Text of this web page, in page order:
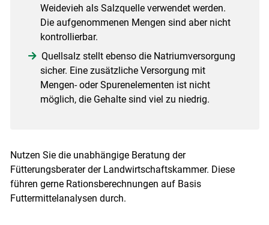
Weidevieh als Salzquelle verwendet werden.
Die aufgenommenen Mengen sind aber nicht
kontrollierbar.
Quellsalz stellt ebenso die Natriumversorgung
sicher. Eine zusätzliche Versorgung mit
Mengen- oder Spurenelementen ist nicht
möglich, die Gehalte sind viel zu niedrig.
Nutzen Sie die unabhängige Beratung der
Fütterungsberater der Landwirtschaftskammer. Diese
führen gerne Rationsberechnungen auf Basis
Futtermittelanalysen durch.